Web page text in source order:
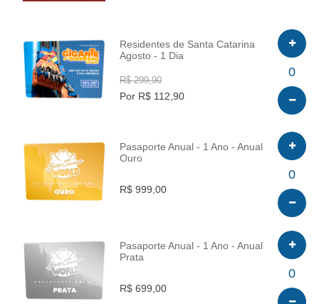
INFO
Residentes de Santa Catarina
Agosto - 1 Dia
R$ 299,90
Por R$ 112,90
0
INFO
Pasaporte Anual - 1 Ano - Anual
Ouro
R$ 999,00
0
INFO
Pasaporte Anual - 1 Ano - Anual
Prata
R$ 699,00
0